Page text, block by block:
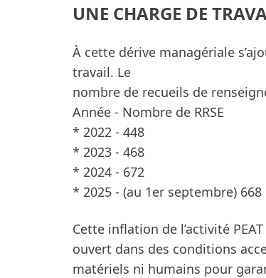
UNE CHARGE DE
À cette dérive managériale
travail. Le
nombre de recueils de
Année - Nombre de RRSE
* 2022 - 448
* 2023 - 468
* 2024 - 672
* 2025 - (au 1er septembre) 668
Cette inflation de l’activité
ouvert dans des conditions
matériels ni humains pour